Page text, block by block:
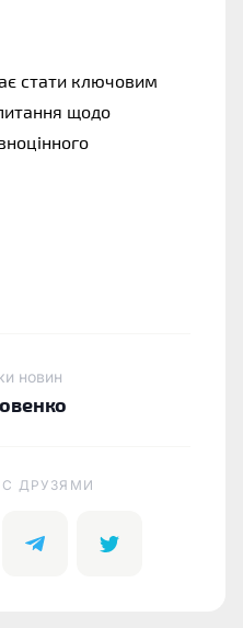
стати ключовим
щодо
новин
C ДРУЗЯМИ